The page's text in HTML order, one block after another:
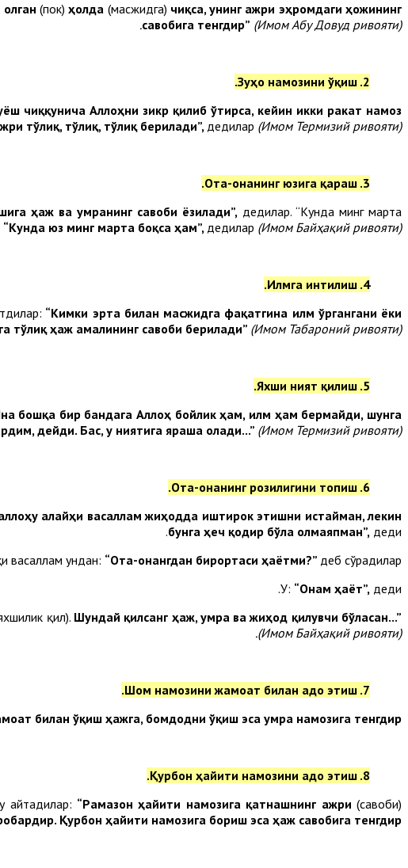
олган(пок) ҳолда (масжидга) чиқса, унинг ажри эҳромдаги ҳожининг
савобига тенгдир” (Имом Абу Довуд ривояти).
2. Зуҳо намозини ўқиш.
чиққунича Аллоҳни зикр қилиб ўтирса, кейин икки ракат намоз
тўлиқ, тўлиқ, тўлиқ берилади”,дедилар (Имом Термизий ривояти)
3. Ота-онанинг юзига қараш.
ҳаж ва умранинг савоби ёзилади”, дедилар. “Кунда минг марта
“Кунда юз минг марта боқса ҳам”, дедилар (Имом Байҳақий ривояти).
4. Илмга интилиш.
“Кимки эрта билан масжидга фақатгина илм ўргангани ёки
тўлиқ ҳаж амалининг савоби берилади” (Имом Табароний ривояти).
5. Яхши ният қилиш.
бошқа бир бандага Аллоҳ бойлик ҳам, илм ҳам бермайди, шунга
дейди. Бас, у ниятига яраша олади...” (Имом Термизий ривояти)
6. Ота-онанинг розилигини топиш.
алайҳи васаллам жиҳодда иштирок этишни истайман, лекин
бунга ҳеч қодир бўла олмаяпман”, деди.
васаллам ундан: “Ота-онангдан бирортаси ҳаётми?” деб сўрадилар.
У: “Онам ҳаёт”, деди.
қил). Шундай қилсанг ҳаж, умра ва жиҳод қилувчи бўласан...”
(Имом Байҳақий ривояти).
7. Шом намозини жамоат билан адо этиш.
билан ўқиш ҳажга, бомдодни ўқиш эса умра намозига тенгдир”.
8. Қурбон ҳайити намозини адо этиш.
айтадилар: “Рамазон ҳайити намозига қатнашнинг ажри(савоби)
Қурбон ҳайити намозига бориш эса ҳаж савобига тенгдир”.